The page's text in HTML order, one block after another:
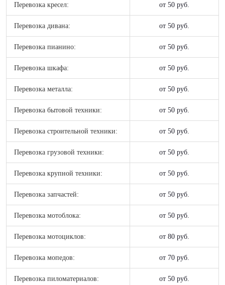
Перевозка кресел: от 50 руб.
Перевозка дивана: от 50 руб.
Перевозка пианино: от 50 руб.
Перевозка шкафа: от 50 руб.
Перевозка металла: от 50 руб.
Перевозка бытовой техники: от 50 руб.
Перевозка строительной техники: от 50 руб.
Перевозка грузовой техники: от 50 руб.
Перевозка крупной техники: от 50 руб.
Перевозка запчастей: от 50 руб.
Перевозка мотоблока: от 50 руб.
Перевозка мотоциклов: от 80 руб.
Перевозка мопедов: от 70 руб.
Перевозка пиломатериалов: от 50 руб.